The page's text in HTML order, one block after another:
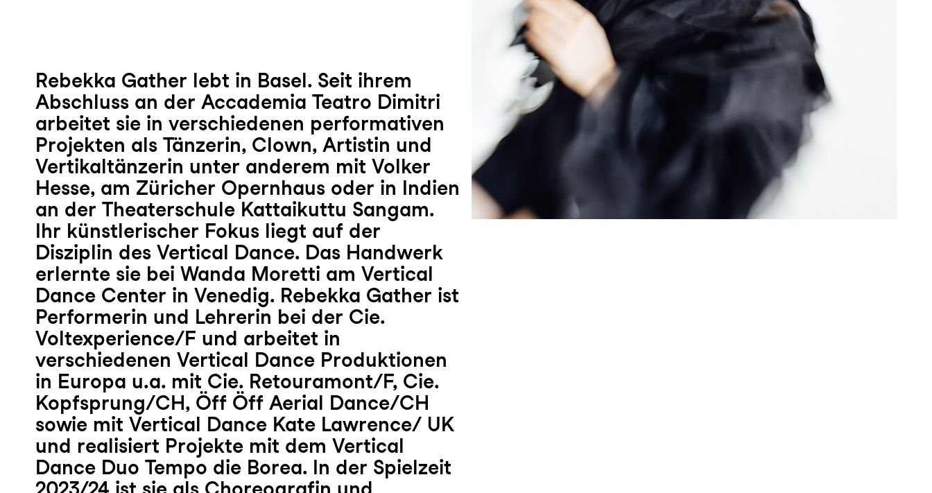
Rebekka Gather lebt in Basel. Seit ihrem
Abschluss an der Accademia Teatro Dimitri
arbeitet sie in verschiedenen performativen
Projekten als Tänzerin, Clown, Artistin und
Vertikaltänzerin unter anderem mit Volker
Hesse, am Züricher Opernhaus oder in Indien
an der Theaterschule Kattaikuttu Sangam.
Ihr künstlerischer Fokus liegt auf der
Disziplin des Vertical Dance. Das Handwerk
erlernte sie bei Wanda Moretti am Vertical
Dance Center in Venedig. Rebekka Gather ist
Performerin und Lehrerin bei der Cie.
Voltexperience/F und arbeitet in
verschiedenen Vertical Dance Produktionen
in Europa u.a. mit Cie. Retouramont/F, Cie.
Kopfsprung/CH, Öff Öff Aerial Dance/CH
sowie mit Vertical Dance Kate Lawrence/ UK
und realisiert Projekte mit dem Vertical
Dance Duo Tempo die Borea. In der Spielzeit